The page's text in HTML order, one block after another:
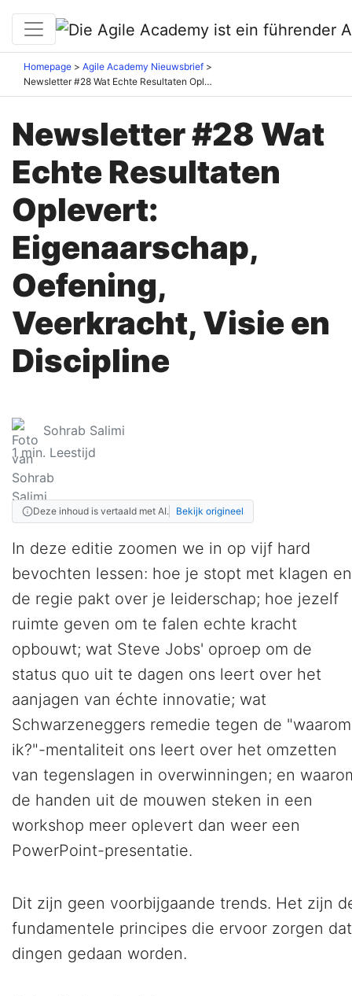
Homepage
Agile Academy Nieuwsbrief
Newsletter #28 Wat Echte Resultaten Oplevert: Eigenaarschap, Oefening, Veerkracht, Visie en Discipline
Newsletter #28 Wat
Echte Resultaten
Oplevert:
Eigenaarschap,
Oefening,
Veerkracht, Visie en
Discipline
Sohrab Salimi
1min. Leestijd
Deze inhoud is vertaald met AI. Bekijk origineel
In deze editie zoomen we in op vijf hard
bevochten lessen: hoe je stopt met klagen en
de regie pakt over je leiderschap; hoe jezelf
ruimte geven om te falen echte kracht
opbouwt; wat Steve Jobs' oproep om de
status quo uit te dagen ons leert over het
aanjagen van échte innovatie; wat
Schwarzeneggers remedie tegen de "waarom
ik?"-mentaliteit ons leert over het omzetten
van tegenslagen in overwinningen; en
de handen uit de mouwen steken in een
workshop meer oplevert dan weer een
PowerPoint-presentatie.
Dit zijn geen voorbijgaande trends. Het zijn
fundamentele principes die ervoor zorgen dat
dingen gedaan worden.